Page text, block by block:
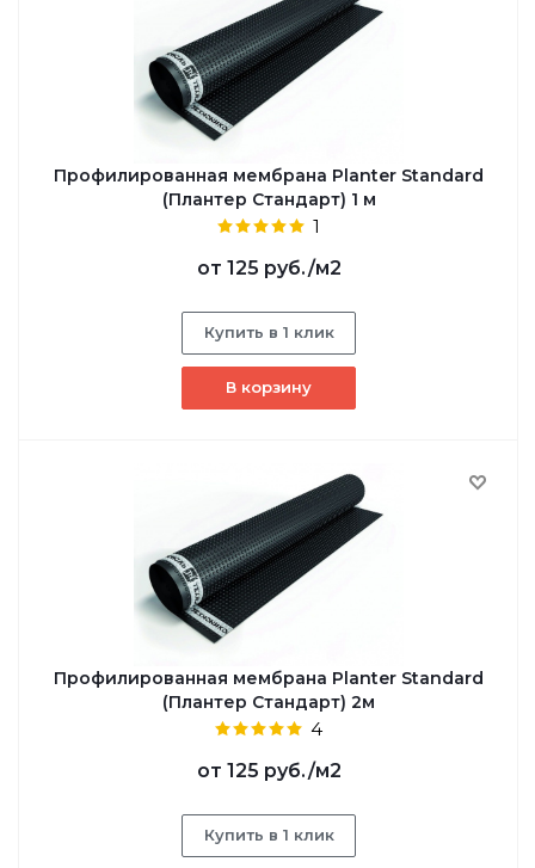
Профилированная мембрана Planter Standard
(Плантер Стандарт) 1 м
1
от 125 руб./м2
Купить в 1 клик
В корзину
Профилированная мембрана Planter Standard
(Плантер Стандарт) 2м
4
от 125 руб./м2
Купить в 1 клик